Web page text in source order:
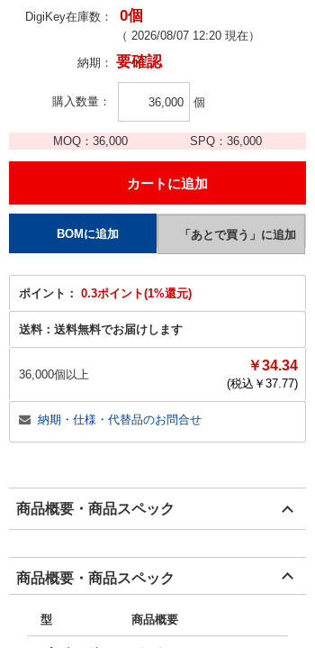
DigiKey在庫数： 0個
（ 2026/08/07 12:20 現在）
納期： 要確認
購入数量 個
MOQ：36,000 SPQ： 36,000
ポイント： 0.3ポイント(1%還元)
送料： 送料無料でお届けします
36,000個以上
￥34.34
(税込￥ 37.77)
納期・仕様・代替品のお問合せ
商品概要・商品スペック
商品概要・商品スペック
型 商品概要